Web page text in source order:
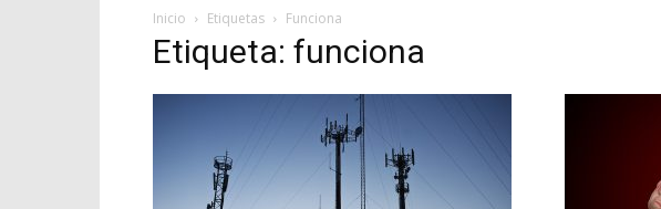
Inicio Etiquetas Funciona
Etiqueta: funciona